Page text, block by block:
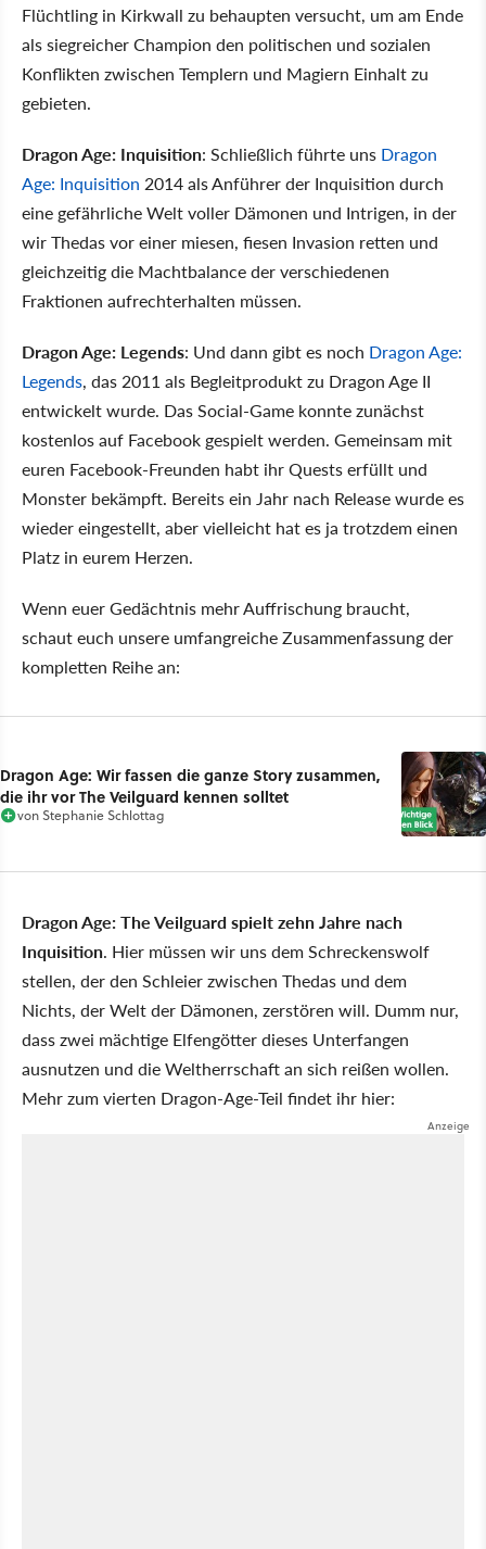
Flüchtling in Kirkwall zu behaupten versucht, um am Ende
als siegreicher Champion den politischen und sozialen
Konflikten zwischen Templern und Magiern Einhalt zu
gebieten.
Dragon Age: Inquisition: Schließlich führte uns Dragon
Age: Inquisition 2014 als Anführer der Inquisition durch
eine gefährliche Welt voller Dämonen und Intrigen, in der
wir Thedas vor einer miesen, fiesen Invasion retten und
gleichzeitig die Machtbalance der verschiedenen
Fraktionen aufrechterhalten müssen.
Dragon Age: Legends: Und dann gibt es noch Dragon Age:
Legends, das 2011 als Begleitprodukt zu Dragon Age II
entwickelt wurde. Das Social-Game konnte zunächst
kostenlos auf Facebook gespielt werden. Gemeinsam mit
euren Facebook-Freunden habt ihr Quests erfüllt und
Monster bekämpft. Bereits ein Jahr nach Release wurde es
wieder eingestellt, aber vielleicht hat es ja trotzdem einen
Platz in eurem Herzen.
Wenn euer Gedächtnis mehr Auffrischung braucht,
schaut euch unsere umfangreiche Zusammenfassung der
kompletten Reihe an:
Dragon Age: Wir fassen die ganze Story zusammen,
die ihr vor The Veilguard kennen solltet
vonStephanie Schlottag
Dragon Age: The Veilguard spielt zehn Jahre nach
Inquisition. Hier müssen wir uns dem Schreckenswolf
stellen, der den Schleier zwischen Thedas und dem
Nichts, der Welt der Dämonen, zerstören will. Dumm nur,
dass zwei mächtige Elfengötter dieses Unterfangen
ausnutzen und die Weltherrschaft an sich reißen wollen.
Mehr zum vierten Dragon-Age-Teil findet ihr hier: